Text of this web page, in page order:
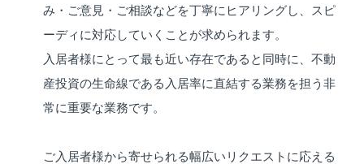
み・ご意見・ご相談などを丁寧にヒアリングし、スピ
ーディに対応していくことが求められます。
入居者様にとって最も近い存在であると同時に、不動
産投資の生命線である入居率に直結する業務を担う非
常に重要な業務です。
ご入居者様から寄せられる幅広いリクエストに応える